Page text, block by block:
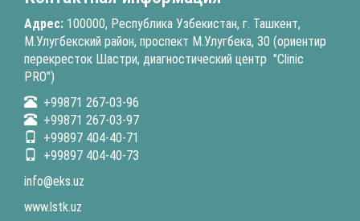
Адрес: 100000, Республика Узбекистан, г. Ташкент,
М.Улугбекский район, проспект М.Улугбека, 30 (ориентир
перекресток Шастри, диагностический центр "Clinic
PRO")
+99871 267-03-96
+99871 267-03-97
+99897 404-40-71
+99897 404-40-73
info@eks.uz
www.lstk.uz